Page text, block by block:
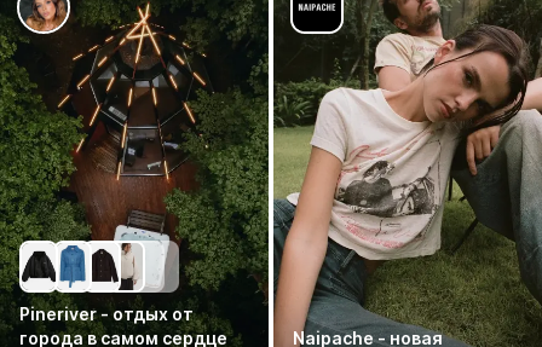
Pineriver - отдых от
города в самом сердце
Naipache - новая